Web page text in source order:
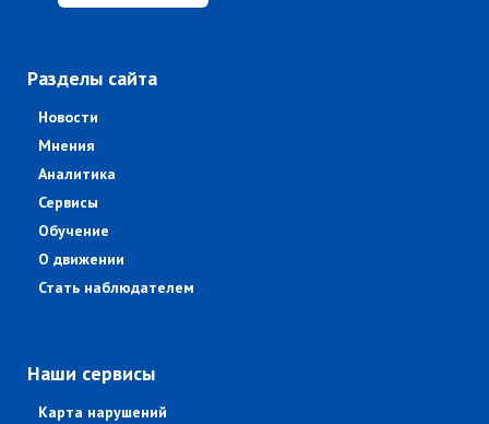
Разделы сайта
Новости
Мнения
Аналитика
Сервисы
Обучение
О движении
Стать наблюдателем
Наши сервисы
Карта нарушений